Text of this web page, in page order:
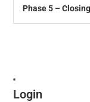
Phase 5 –
Login